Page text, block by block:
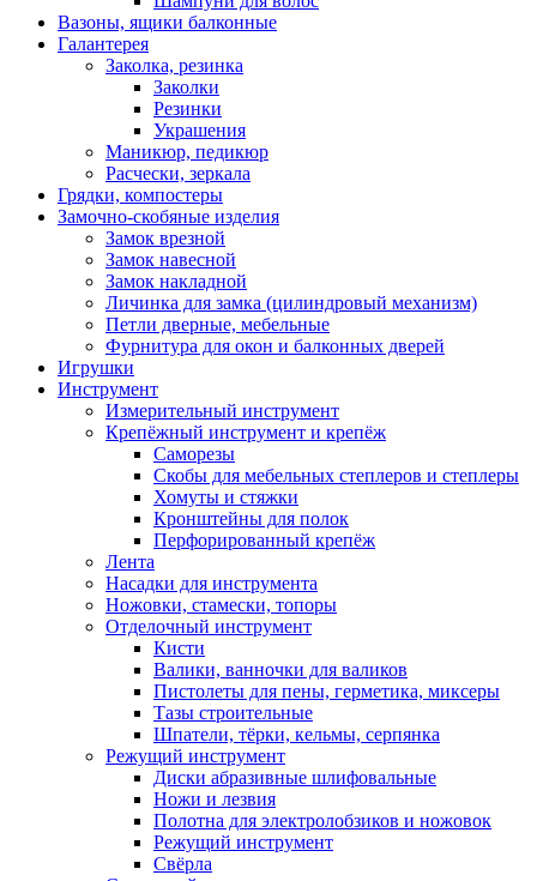
Вазоны, ящики балконные
Галантерея
Заколка, резинка
Заколки
Резинки
Украшения
Маникюр, педикюр
Расчески, зеркала
Грядки, компостеры
Замочно-скобяные изделия
Замок врезной
Замок навесной
Замок накладной
Личинка для замка (цилиндровый механизм)
Петли дверные, мебельные
Фурнитура для окон и балконных дверей
Игрушки
Инструмент
Измерительный инструмент
Крепёжный инструмент и крепёж
Саморезы
Скобы для мебельных степлеров и степлеры
Хомуты и стяжки
Кронштейны для полок
Перфорированный крепёж
Лента
Насадки для инструмента
Ножовки, стамески, топоры
Отделочный инструмент
Кисти
Валики, ванночки для валиков
Пистолеты для пены, герметика, миксеры
Тазы строительные
Шпатели, тёрки, кельмы, серпянка
Режущий инструмент
Диски абразивные шлифовальные
Ножи и лезвия
Полотна для электролобзиков и ножовок
Режущий инструмент
Свёрла